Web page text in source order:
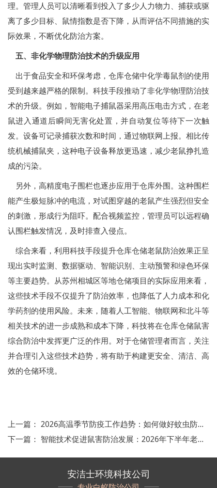
长兴白蚁防治
安吉白蚁防治
绍兴白蚁防治
诸暨白蚁防治
新昌白蚁防治
义乌白蚁防治
东阳白蚁防治
永康白蚁防治
武义白蚁防治
磐安白蚁防治
衢州白蚁防治
江山白蚁防治
常山白蚁防治
舟山白蚁防治
理。管理人员可以清晰看到投入了多少人力物力、捕获或驱
离了多少目标、鼠情指数是否下降，从而评估不同措施的实
际效果，不断优化防治方案。
五、非化学物理防治技术的升级应用
出于食品安全和环保考虑，仓库仓储中化学毒鼠剂的使用
受到越来越严格的限制。科技手段推动了非化学物理防治技
术的升级。例如，智能电子捕鼠器采用高压电击方式，在老
鼠进入通道后瞬间无害化处置，并自动复位等待下一次触
发。设备可记录捕获次数和时间，通过物联网上报。相比传
统机械捕鼠夹，这种电子设备释放更迅速，减少老鼠挣扎造
成的污染。
另外，高精度电子围栏也逐步应用于仓库外围。这种围栏
能产生极短脉冲的电流，对试图穿越的老鼠产生强烈但安全
的刺激，形成行为阻吓。配合视频监控，管理员可以远程确
认围栏触发情况，及时排查入侵点。
综合来看，利用科技手段提升仓库仓储老鼠防治效果正呈
现出实时监测、数据驱动、智能识别、主动预警和绿色环保
等主要趋势。从苏州相城区等地仓储项目的实际应用来看，
这些技术手段不仅提升了防治效率，也降低了人力成本和化
学药剂的使用风险。未来，随着人工智能、物联网和北斗等
相关技术的进一步成熟和成本下降，科技将在仓库仓储鼠害
综合防治中发挥更广泛的作用。对于仓储管理者而言，关注
并合理引入这些技术趋势，将有助于构建更安全、清洁、高
效的仓储环境。
上一篇： 2026高温季节防疫工作趋势：如何做好蚊虫防疫工作
下一篇： 智能技术促进鼠害防治发展：2026年下半年老鼠防治发展新趋势
安洁士环境科技公司